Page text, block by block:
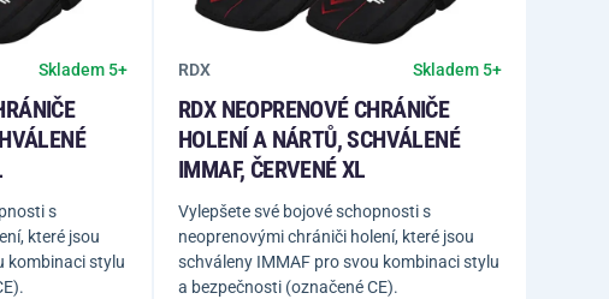
Skladem 5+
s
které jsou
kombinaci stylu
RDX Skladem 5+
RDX NEOPRENOVÉ CHRÁNIČE
HOLENÍ A NÁRTŮ, SCHVÁLENÉ
IMMAF, ČERVENÉ XL
Vylepšete své bojové schopnosti s
neoprenovými chrániči holení, které jsou
schváleny IMMAF pro svou kombinaci stylu
a bezpečnosti (označené CE).